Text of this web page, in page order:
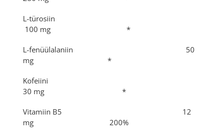
L-türosiin
100 mg *
L-fenüülalaniin 50
mg *
Kofeiini
30 mg *
Vitamiin B5 12
mg 200%